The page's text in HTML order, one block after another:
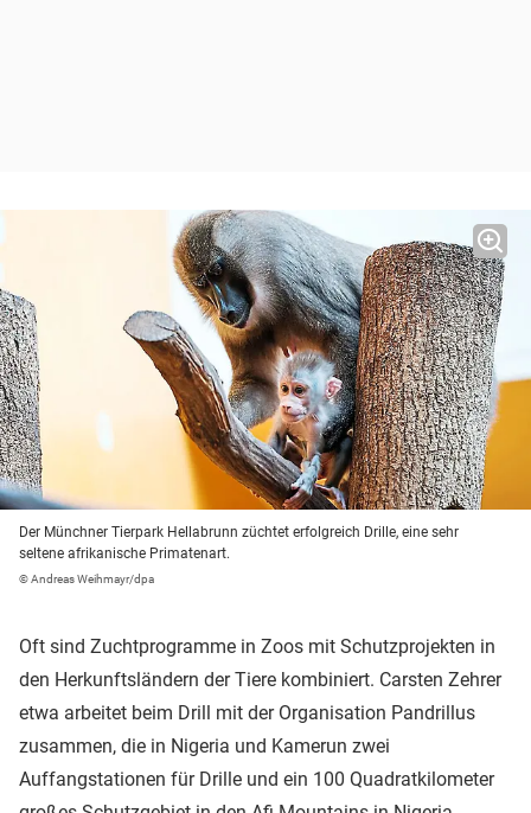
Der Münchner Tierpark Hellabrunn züchtet erfolgreich Drille, eine sehr
seltene afrikanische Primatenart.
© Andreas Weihmayr/dpa
Oft sind Zuchtprogramme in Zoos mit Schutzprojekten in
den Herkunftsländern der Tiere kombiniert. Carsten Zehrer
etwa arbeitet beim Drill mit der Organisation Pandrillus
zusammen, die in Nigeria und Kamerun zwei
Auffangstationen für Drille und ein 100 Quadratkilometer